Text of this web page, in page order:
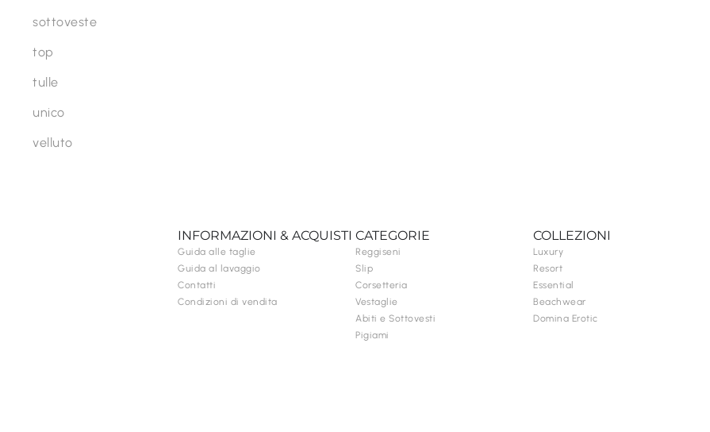
sottoveste
top
tulle
unico
velluto
INFORMAZIONI & ACQUISTI
Guida alle taglie
Guida al lavaggio
Contatti
Condizioni di vendita
CATEGORIE
Reggiseni
Slip
Corsetteria
Vestaglie
Abiti e Sottovesti
Pigiami
COLLEZIONI
Luxury
Resort
Essential
Beachwear
Domina Erotic